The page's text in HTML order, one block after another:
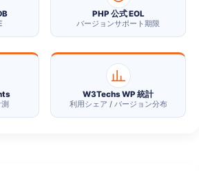
PHP 公式 EOL
バージョンサポート期限
W3Techs WP 統計
利用シェア / バージョン分布